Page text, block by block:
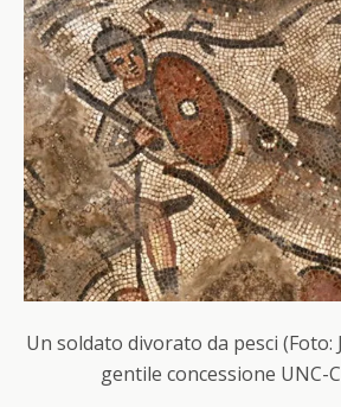
Un soldato divorato da pesci (Foto:
gentile concessione UNC-